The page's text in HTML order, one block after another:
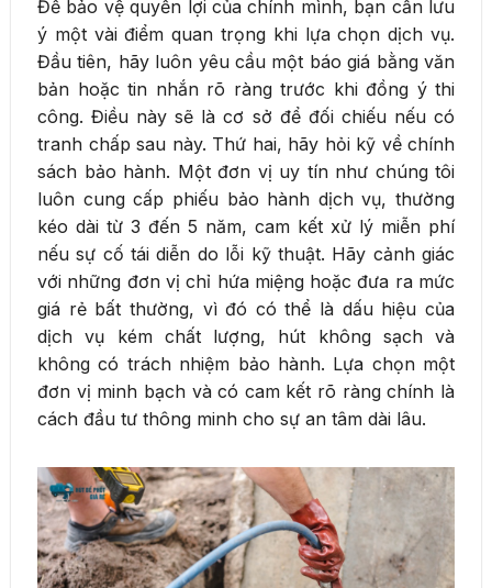
Để bảo vệ quyền lợi của chính mình, bạn cần lưu
ý một vài điểm quan trọng khi lựa chọn dịch vụ.
Đầu tiên, hãy luôn yêu cầu một báo giá bằng văn
bản hoặc tin nhắn rõ ràng trước khi đồng ý thi
công. Điều này sẽ là cơ sở để đối chiếu nếu có
tranh chấp sau này. Thứ hai, hãy hỏi kỹ về chính
sách bảo hành. Một đơn vị uy tín như chúng tôi
luôn cung cấp phiếu bảo hành dịch vụ, thường
kéo dài từ 3 đến 5 năm, cam kết xử lý miễn phí
nếu sự cố tái diễn do lỗi kỹ thuật. Hãy cảnh giác
với những đơn vị chỉ hứa miệng hoặc đưa ra mức
giá rẻ bất thường, vì đó có thể là dấu hiệu của
dịch vụ kém chất lượng, hút không sạch và
không có trách nhiệm bảo hành. Lựa chọn một
đơn vị minh bạch và có cam kết rõ ràng chính là
cách đầu tư thông minh cho sự an tâm dài lâu.